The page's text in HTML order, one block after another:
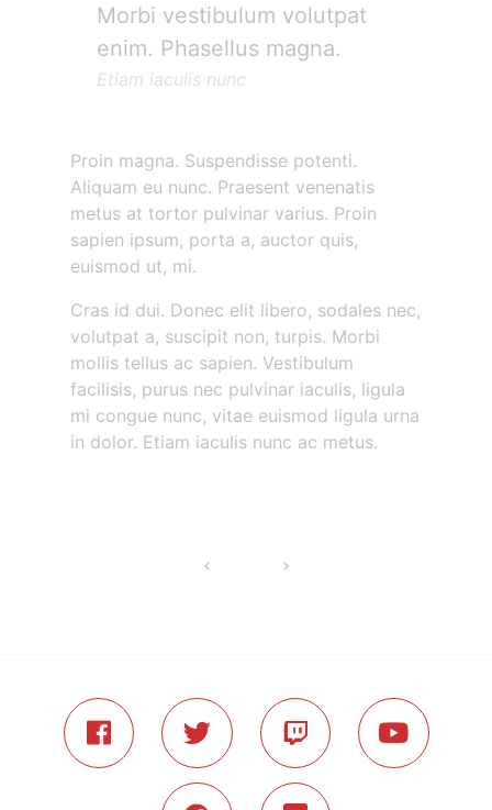
Morbi vestibulum volutpat
enim. Phasellus magna.
Etiam iaculis nunc
Proin magna. Suspendisse potenti.
Aliquam eu nunc. Praesent venenatis
metus at tortor pulvinar varius. Proin
sapien ipsum, porta a, auctor quis,
euismod ut, mi.
Cras id dui. Donec elit libero, sodales nec,
volutpat a, suscipit non, turpis. Morbi
mollis tellus ac sapien. Vestibulum
facilisis, purus nec pulvinar iaculis, ligula
mi congue nunc, vitae euismod ligula urna
in dolor. Etiam iaculis nunc ac metus.